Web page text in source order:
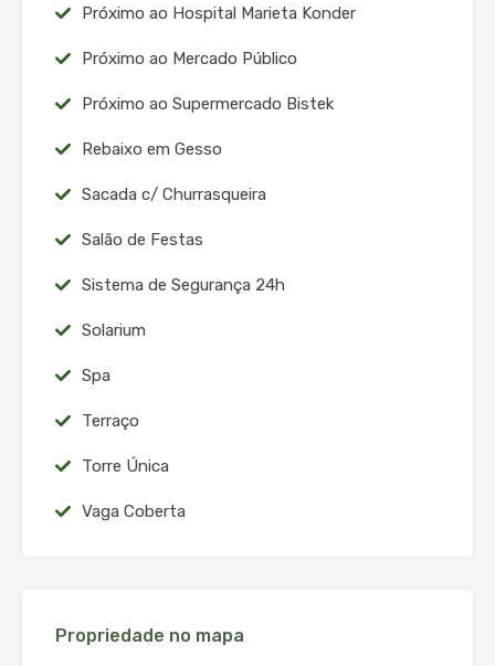
Próximo ao Hospital Marieta Konder
Próximo ao Mercado Público
Próximo ao Supermercado Bistek
Rebaixo em Gesso
Sacada c/ Churrasqueira
Salão de Festas
Sistema de Segurança 24h
Solarium
Spa
Terraço
Torre Única
Vaga Coberta
Propriedade no mapa